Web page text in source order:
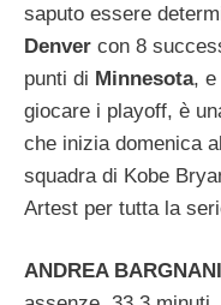
saputo essere
Denver con 8
punti di Minnesota, e
giocare i playoff, è
che inizia domenica
squadra di Kobe
Artest per tutta la
ANDREA BARGNANI